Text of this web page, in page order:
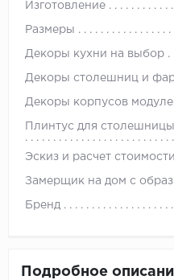
Изготовление
Размеры
Декоры кухни на выбор
Декоры столешниц и
Декоры корпусов
Плинтус для
Эскиз и расчет стоимости
Замерщик на дом с
Бренд
Подробное